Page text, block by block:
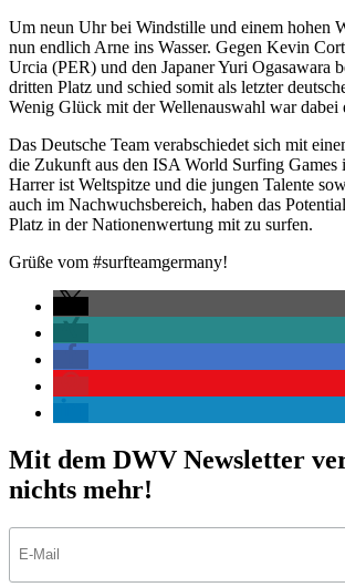
Um neun Uhr bei Windstille und einem hohen
nun endlich Arne ins Wasser. Gegen Kevin
Urcia (PER) und den Japaner Yuri Ogasawara
dritten Platz und schied somit als letzter
Wenig Glück mit der Wellenauswahl war dabei
Das Deutsche Team verabschiedet sich mit
die Zukunft aus den ISA World Surfing
Harrer ist Weltspitze und die jungen Talente
auch im Nachwuchsbereich, haben das
Platz in der Nationenwertung mit zu surfen.
Grüße vom #surfteamgermany!
Mit dem DWV Newsletter
nichts mehr!